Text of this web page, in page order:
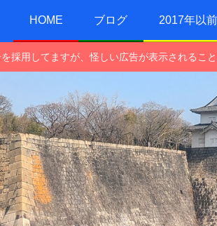
HOME ブログ 2017年以
採用してますが、怪しい広告が表示されるこ